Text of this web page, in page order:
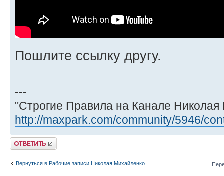
Пошлите ссылку другу.
---
"Строгие Правила на Канале
http://maxpark.com/community/5946/
Ответить
Вернуться в Рабочие записи Николая Михайленко